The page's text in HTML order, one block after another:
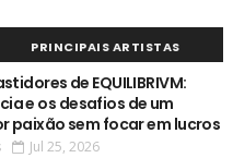
PRINCIPAIS ARTISTAS
de EQUILIBRIVM:
e os desafios de um
paixão sem focar em lucros
Jul 25, 2026